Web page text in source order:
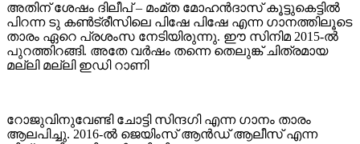
അതിന് ശേഷം ദിലീപ് – മംമ്ത മോഹൻദാസ് കൂട്ടുകെട്ടിൽ
പിറന്ന ടു കൺട്രീസിലെ പിഷേ പിഷേ എന്ന ഗാനത്തിലൂടെ
താരം ഏറെ പ്രശംസ നേടിയിരുന്നു. ഈ സിനിമ 2015-ൽ
പുറത്തിറങ്ങി. അതേ വർഷം തന്നെ തെലുങ്ക് ചിത്രമായ
മല്ലി മല്ലി ഇഡി റാണി
റോജുവിനുവേണ്ടി ചോട്ടി സിന്ദഗി എന്ന ഗാനം താരം
ആലപിച്ചു. 2016-ൽ ജെയിംസ് ആൻഡ് ആലീസ് എന്ന